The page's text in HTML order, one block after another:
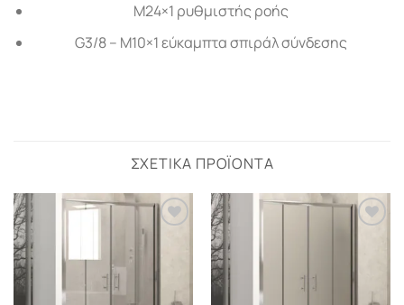
M24×1 ρυθμιστής ροής
G3/8 – M10×1 εύκαμπτα σπιράλ σύνδεσης
ΣΧΕΤΙΚΆ ΠΡΟΪΌΝΤΑ